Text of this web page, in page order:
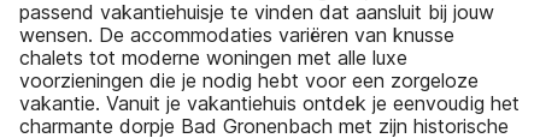
passend vakantiehuisje te vinden dat aansluit bij jouw
wensen. De accommodaties variëren van knusse
chalets tot moderne woningen met alle luxe
voorzieningen die je nodig hebt voor een zorgeloze
vakantie. Vanuit je vakantiehuis ontdek je eenvoudig het
charmante dorpje Bad Gronenbach met zijn historische